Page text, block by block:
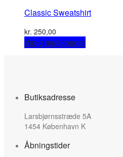
chosen
product
multiple
options
page
Classic Sweatshirt
kr. 250,00
Vælg mulighederThis
product
may
be
chosen
Butiksadresse
Larsbjørnsstræde 5A
1454 København K
Åbningstider